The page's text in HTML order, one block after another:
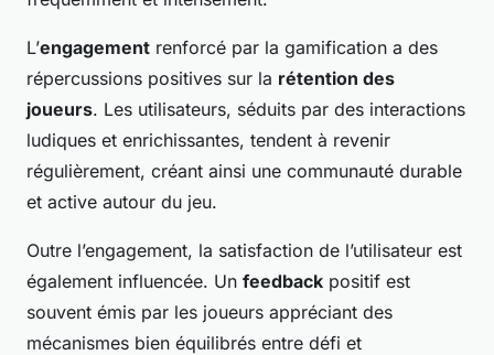
L’engagement renforcé par la gamification a des
répercussions positives sur la rétention des
joueurs. Les utilisateurs, séduits par des interactions
ludiques et enrichissantes, tendent à revenir
régulièrement, créant ainsi une communauté durable
et active autour du jeu.
Outre l’engagement, la satisfaction de l’utilisateur est
également influencée. Un feedback positif est
souvent émis par les joueurs appréciant des
mécanismes bien équilibrés entre défi et